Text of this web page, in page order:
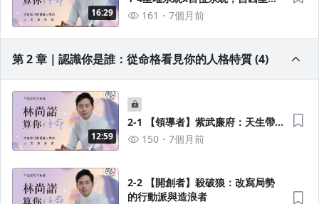
16:29
用 161 7個月前
第 2 章｜認識你是誰：從命格看見你的人格特質 (4)
12:59
2-1 【領導者】紫武廉府：天生帶
有領導魄力，是團體裡的主軸人物
150 7個月前
2-2 【開創者】殺破狼：改寫局勢
的行動派與造浪者